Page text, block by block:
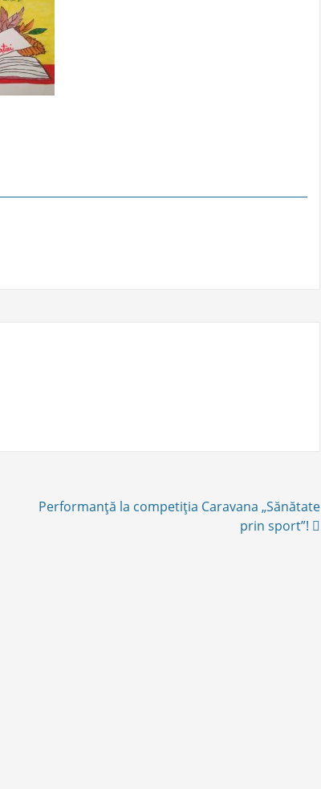
Performanţă la competiţia Caravana „Sănătate
prin sport”!